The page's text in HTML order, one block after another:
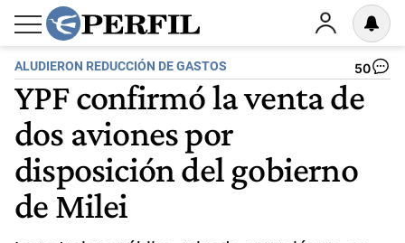
ALUDIERON REDUCCIÓN DE GASTOS 50
YPF confirmó la venta de
dos aviones por
disposición del gobierno
de Milei